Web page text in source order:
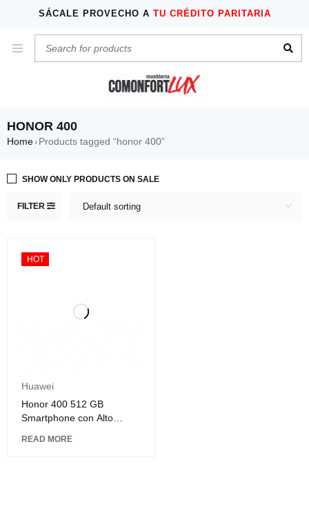
SÁCALE PROVECHO A TU CRÉDITO PARITARIA
HONOR 400
Home› Products tagged “honor 400”
FILTER Default sorting
SHOW ONLY PRODUCTS ON SALE
HOT
Huawei
Honor 400 512 GB
Smartphone con Alto
Almacenamiento
READ MORE